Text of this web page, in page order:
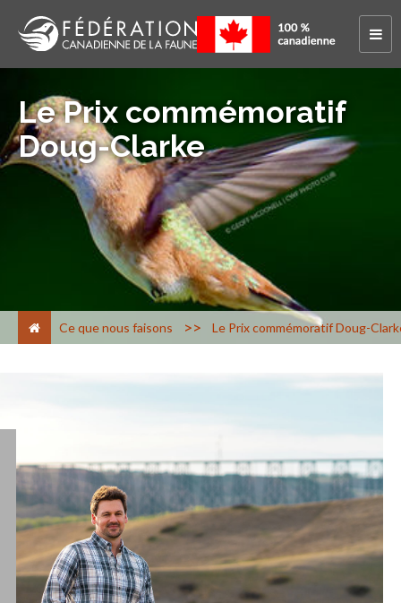
Le Prix commémoratif
Doug-Clarke
Ce que nous faisons > Le Prix commémoratif Doug-